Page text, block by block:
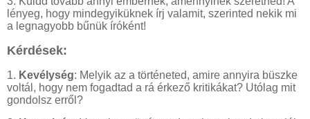
lényeg, hogy mindegyiküknek írj valamit, szerinted nekik mi
a legnagyobb bűnük íróként!
Kérdések:
1. Kevélység: Melyik az a történeted, amire annyira büszke
voltál, hogy nem fogadtad a rá érkező kritikákat? Utólag mit
gondolsz erről?